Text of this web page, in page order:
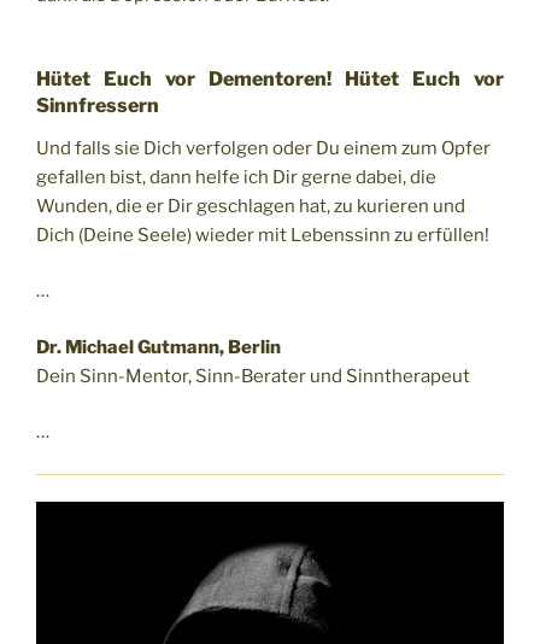
Hütet Euch vor Dementoren! Hütet Euch vor
Sinnfressern
Und falls sie Dich verfolgen oder Du einem zum Opfer
gefallen bist, dann helfe ich Dir gerne dabei, die
Wunden, die er Dir geschlagen hat, zu kurieren und
Dich (Deine Seele) wieder mit Lebenssinn zu erfüllen!
…
Dr. Michael Gutmann, Berlin
Dein Sinn-Mentor, Sinn-Berater und Sinntherapeut
…